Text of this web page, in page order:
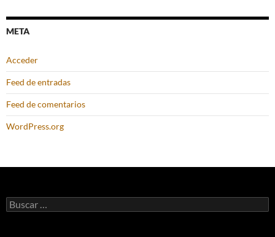
META
Acceder
Feed de entradas
Feed de comentarios
WordPress.org
Buscar: